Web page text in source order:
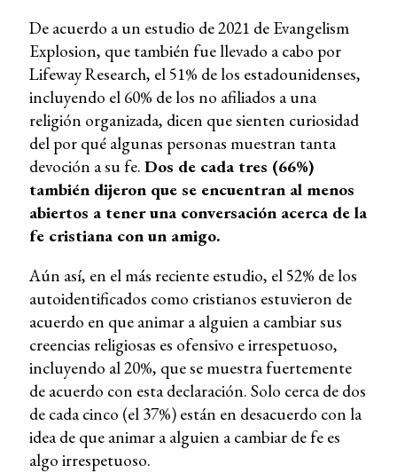
De acuerdo a un estudio de 2021 de Evangelism
Explosion, que también fue llevado a cabo por
Lifeway Research, el 51% de los estadounidenses,
incluyendo el 60% de los no afiliados a una
religión organizada, dicen que sienten curiosidad
del por qué algunas personas muestran tanta
devoción a su fe. Dos de cada tres (66%)
también dijeron que se encuentran al menos
abiertos a tener una conversación acerca de la
fe cristiana con un amigo.
Aún así, en el más reciente estudio, el 52% de los
autoidentificados como cristianos estuvieron de
acuerdo en que animar a alguien a cambiar sus
creencias religiosas es ofensivo e irrespetuoso,
incluyendo al 20%, que se muestra fuertemente
de acuerdo con esta declaración. Solo cerca de dos
de cada cinco (el 37%) están en desacuerdo con la
idea de que animar a alguien a cambiar de fe es
algo irrespetuoso.